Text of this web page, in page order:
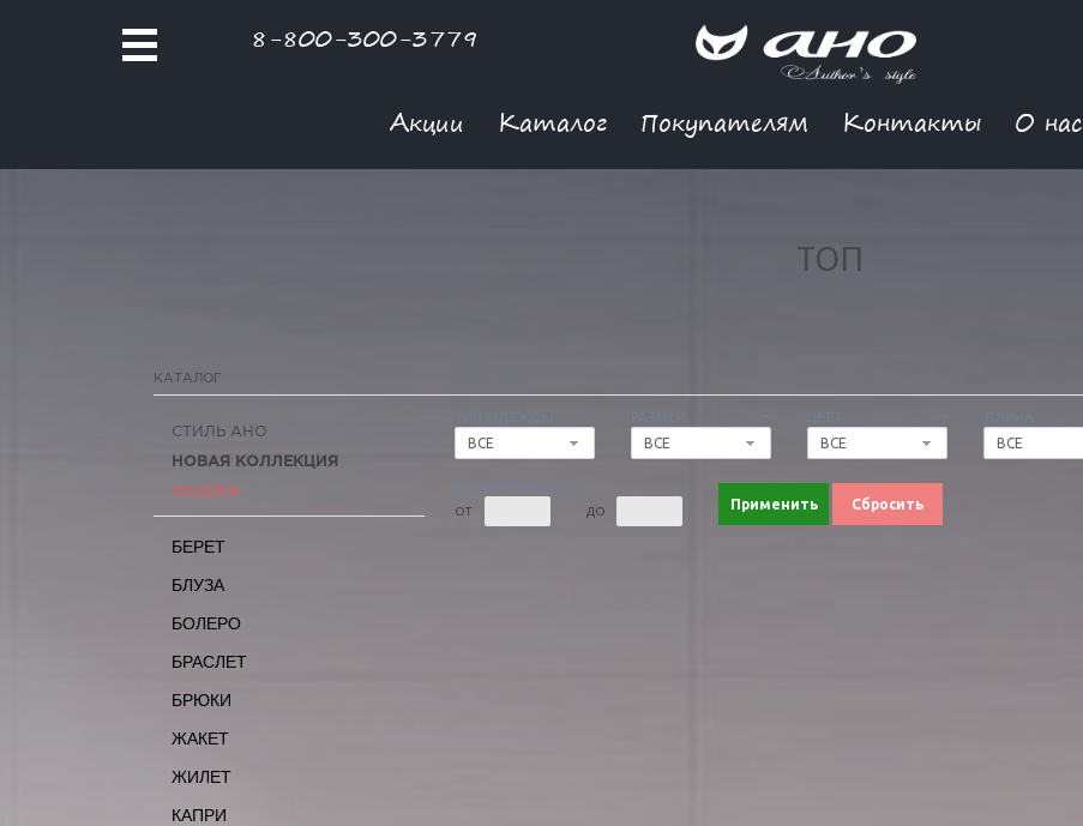
8-800-300-3779
Акции Каталог Покупателям Контакты О нас
ТОП
КАТАЛОГ
ВСЕ
ВСЕ
ВСЕ
ВСЕ
ОТ ДО Применить Сбросить
СТИЛЬ АНО
НОВАЯ КОЛЛЕКЦИЯ
СКИДКА
БЕРЕТ
БЛУЗА
БОЛЕРО
БРАСЛЕТ
БРЮКИ
ЖАКЕТ
ЖИЛЕТ
КАПРИ